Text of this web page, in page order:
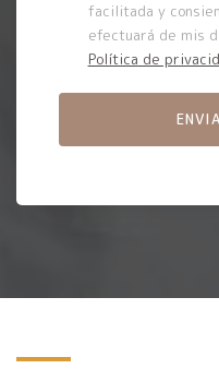
facilitada y
efectuará de mis
Política de